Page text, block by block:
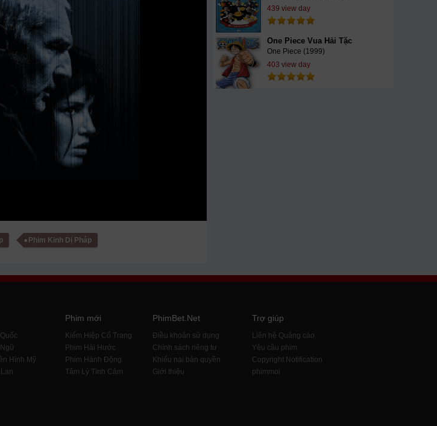
Phim Kinh Dị Pháp
439 view day
One Piece Vua Hải Tặc
One Piece (1999)
403 view day
Hình Mỹ
Phim mới
Kiếm Hiệp Cổ Trang
Phim Hài Hước
Phim Hành Động
Tâm Lý Tình Cảm
PhimBet.Net
Điều khoản sử dụng
Chính sách riêng tư
Khiếu nại bản quyền
Giới thiệu
Trợ giúp
Liên hệ Quảng cáo
Yêu cầu phim
Copyright Notification
phimmoi